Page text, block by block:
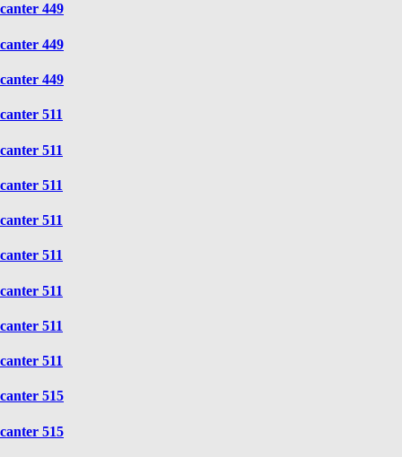
canter 449
canter 449
canter 449
canter 511
canter 511
canter 511
canter 511
canter 511
canter 511
canter 511
canter 511
canter 515
canter 515